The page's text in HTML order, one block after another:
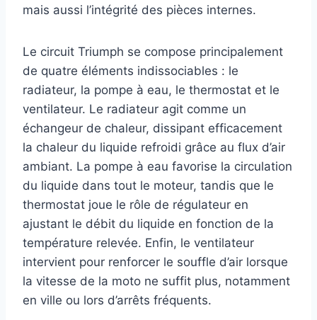
mais aussi l’intégrité des pièces internes.
Le circuit Triumph se compose principalement
de quatre éléments indissociables : le
radiateur, la pompe à eau, le thermostat et le
ventilateur. Le radiateur agit comme un
échangeur de chaleur, dissipant efficacement
la chaleur du liquide refroidi grâce au flux d’air
ambiant. La pompe à eau favorise la circulation
du liquide dans tout le moteur, tandis que le
thermostat joue le rôle de régulateur en
ajustant le débit du liquide en fonction de la
température relevée. Enfin, le ventilateur
intervient pour renforcer le souffle d’air lorsque
la vitesse de la moto ne suffit plus, notamment
en ville ou lors d’arrêts fréquents.